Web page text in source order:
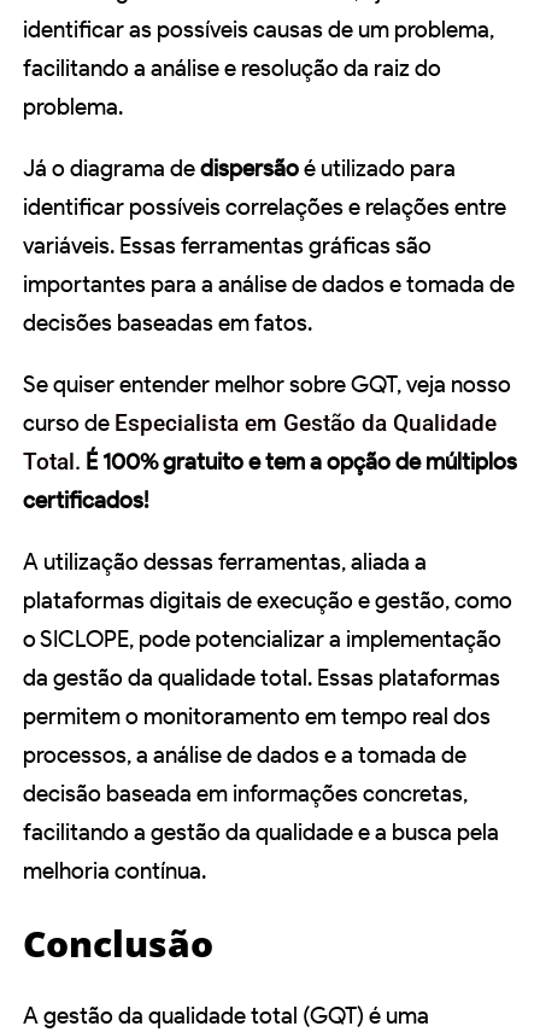
identificar as possíveis causas de um problema,
facilitando a análise e resolução da raiz do
problema.
Já o diagrama dedispersãoé utilizado para
identificar possíveis correlações e relações entre
variáveis. Essas ferramentas gráficas são
importantes para a análise de dados e tomada de
decisões baseadas em fatos.
Se quiser entender melhor sobre GQT, veja nosso
curso de Especialista em Gestão da Qualidade
Total. É 100% gratuito e tem a opção de múltiplos
certificados!
A utilização dessas ferramentas, aliada a
plataformas digitais de execução e gestão, como
o SICLOPE, pode potencializar a implementação
da gestão da qualidade total. Essas plataformas
permitem o monitoramento em tempo real dos
processos, a análise de dados e a tomada de
decisão baseada em informações concretas,
facilitando a gestão da qualidade e a busca pela
melhoria contínua.
Conclusão
A gestão da qualidade total (GQT) é uma